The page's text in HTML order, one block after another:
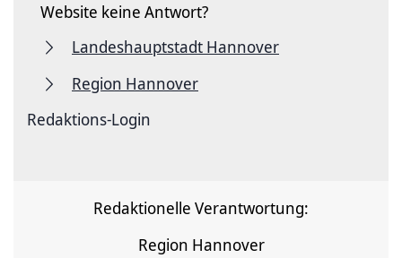
Website keine Antwort?
Landeshauptstadt Hannover
Region Hannover
Redaktions-Login
Redaktionelle Verantwortung:
Region Hannover